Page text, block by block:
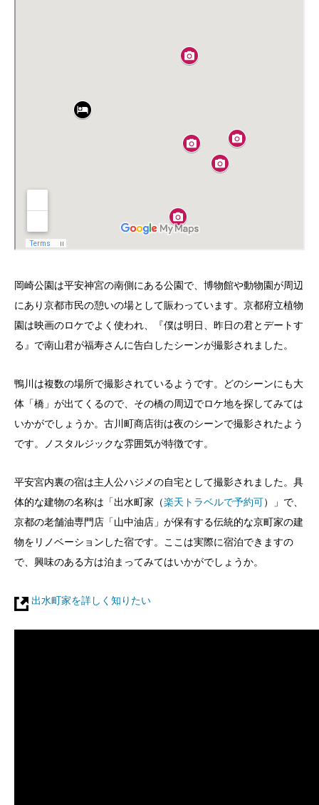
岡崎公園は平安神宮の南側にある公園で、博物館や動物園が周辺
にあり京都市民の憩いの場として賑わっています。京都府立植物
園は映画のロケでよく使われ、『僕は明日、昨日の君とデートす
る』で南山君が福寿さんに告白したシーンが撮影されました。
鴨川は複数の場所で撮影されているようです。どのシーンにも大
体「橋」が出てくるので、その橋の周辺でロケ地を探してみては
いかがでしょうか。古川町商店街は夜のシーンで撮影されたよう
です。ノスタルジックな雰囲気が特徴です。
平安宮内裏の宿は主人公ハジメの自宅として撮影されました。具
体的な建物の名称は「出水町家（楽天トラベルで予約可）」で、
京都の老舗油専門店「山中油店」が保有する伝統的な京町家の建
物をリノベーションした宿です。ここは実際に宿泊できますの
で、興味のある方は泊まってみてはいかがでしょうか。
出水町家を詳しく知りたい